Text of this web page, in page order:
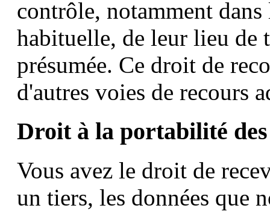
contrôle, notamment
habituelle, de leur lieu
présumée. Ce droit de
d'autres voies de recours
Droit à la portabilité des
Vous avez le droit de
un tiers, les données que